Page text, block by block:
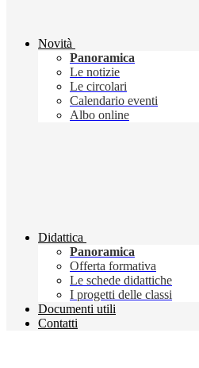
Novità
Panoramica
Le notizie
Le circolari
Calendario eventi
Albo online
Didattica
Panoramica
Offerta formativa
Le schede didattiche
I progetti delle classi
Documenti utili
Contatti